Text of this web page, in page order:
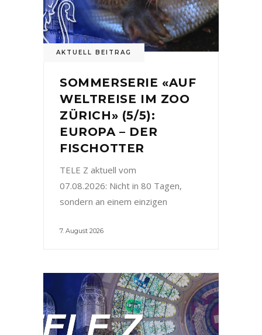
AKTUELL BEITRAG
SOMMERSERIE «AUF
WELTREISE IM ZOO
ZÜRICH» (5/5):
EUROPA – DER
FISCHOTTER
TELE Z aktuell vom
07.08.2026: Nicht in 80 Tagen,
sondern an einem einzigen
7. August 2026